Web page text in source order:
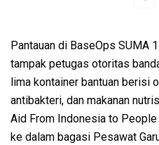
Pantauan di BaseOps SUMA
tampak petugas otoritas
lima kontainer bantuan berisi
antibakteri, dan makanan
Aid From Indonesia to
ke dalam bagasi Pesawat